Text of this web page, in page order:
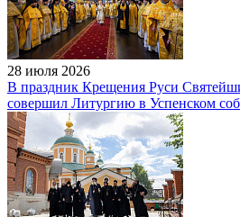
28 июля 2026
В праздник Крещения Руси
совершил Литургию в Успенском